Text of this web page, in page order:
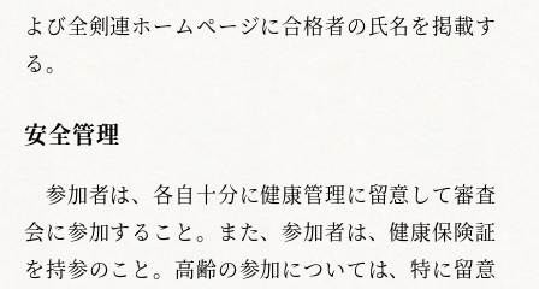
よび全剣連ホームページに合格者の氏名を掲載す
る。
安全管理
参加者は、各自十分に健康管理に留意して審査
会に参加すること。また、参加者は、健康保険証
を持参のこと。高齢の参加については、特に留意